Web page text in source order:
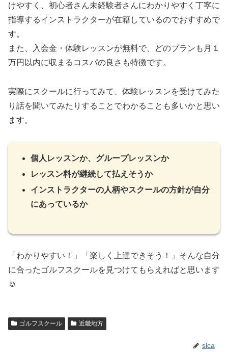
けやすく、初心者さん未経験者さんにわかりやすく丁寧に
指導するインストラクターが在籍しているのでおすすめで
す。
また、入会金・体験レッスンが無料で、どのプランも月１
万円以内に収まるコスパの良さも特徴です。
実際にスクールに行ってみて、体験レッスンを受けてみた
り話を聞いてみたりすることでわかることも多いかと思い
ます。
個人レッスンか、グループレッスンか
レッスン料が継続して払えそうか
インストラクターの人柄やスクールの方針が自分
にあっているか
「わかりやすい！」「楽しく上達できそう！」そんな自分
に合ったゴルフスクールを見つけてもらえればと思います
☺
ゴルフスクール 近畿地方
slca